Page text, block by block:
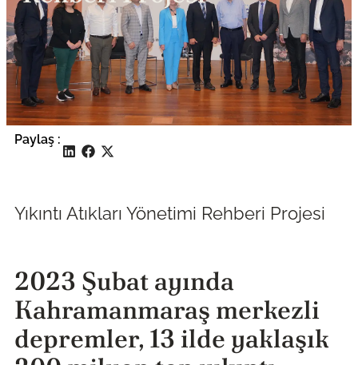
Paylaş :
Yıkıntı Atıkları Yönetimi Rehberi Projesi
2023 Şubat ayında
Kahramanmaraş merkezli
depremler, 13 ilde yaklaşık